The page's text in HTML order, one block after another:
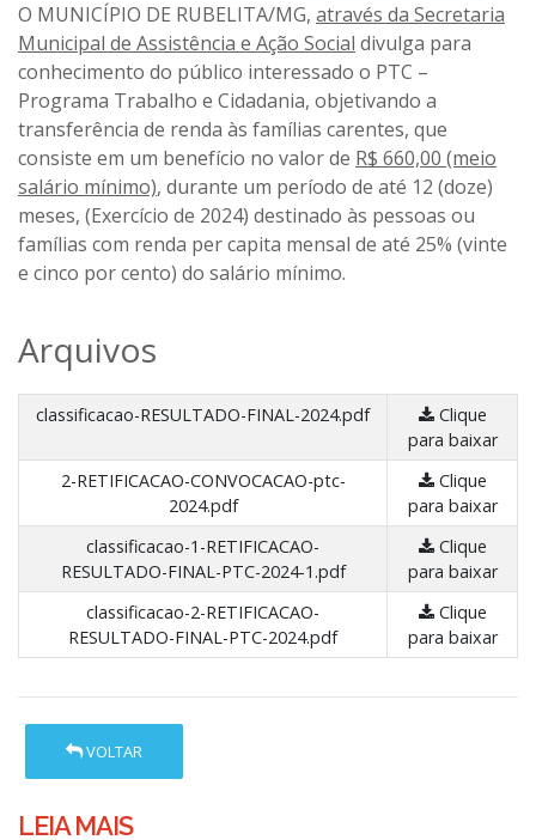
O MUNICÍPIO DE RUBELITA/MG, através da Secretaria
Municipal de Assistência e Ação Social divulga para
conhecimento do público interessado o PTC –
Programa Trabalho e Cidadania, objetivando a
transferência de renda às famílias carentes, que
consiste em um benefício no valor de R$ 660,00 (meio
salário mínimo), durante um período de até 12 (doze)
meses, (Exercício de 2024) destinado às pessoas ou
famílias com renda per capita mensal de até 25% (vinte
e cinco por cento) do salário mínimo.
Arquivos
classificacao-RESULTADO-FINAL-2024.pdf
Clique
para baixar
2-RETIFICACAO-CONVOCACAO-ptc-
2024.pdf
Clique
para baixar
classificacao-1-RETIFICACAO-
RESULTADO-FINAL-PTC-2024-1.pdf
Clique
para baixar
classificacao-2-RETIFICACAO-
RESULTADO-FINAL-PTC-2024.pdf
Clique
para baixar
VOLTAR
LEIA MAIS